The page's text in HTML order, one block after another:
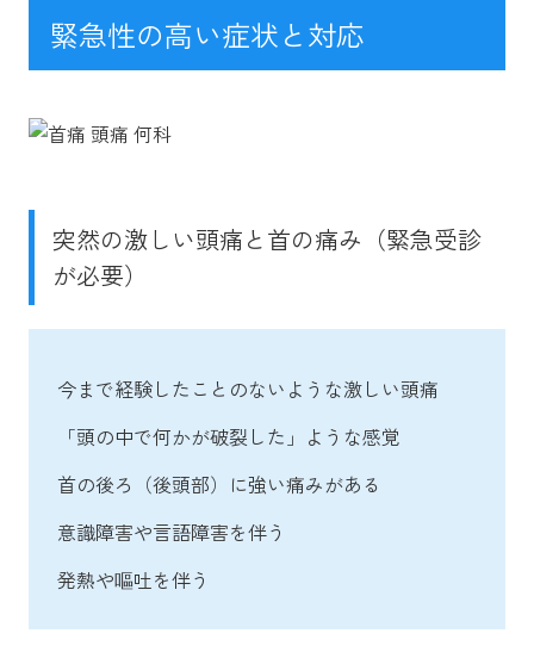
緊急性の高い症状と対応
突然の激しい頭痛と首の痛み（緊急受診
が必要）
今まで経験したことのないような激しい頭痛
「頭の中で何かが破裂した」ような感覚
首の後ろ（後頭部）に強い痛みがある
意識障害や言語障害を伴う
発熱や嘔吐を伴う